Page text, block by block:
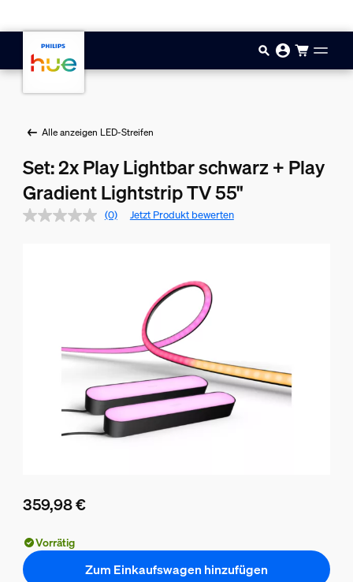
Alle anzeigen LED-Streifen
Set: 2x Play Lightbar schwarz + Play
Gradient Lightstrip TV 55"
(0) Jetzt Produkt bewerten
359,98 €
Vorrätig
Zum Einkaufswagen hinzufügen